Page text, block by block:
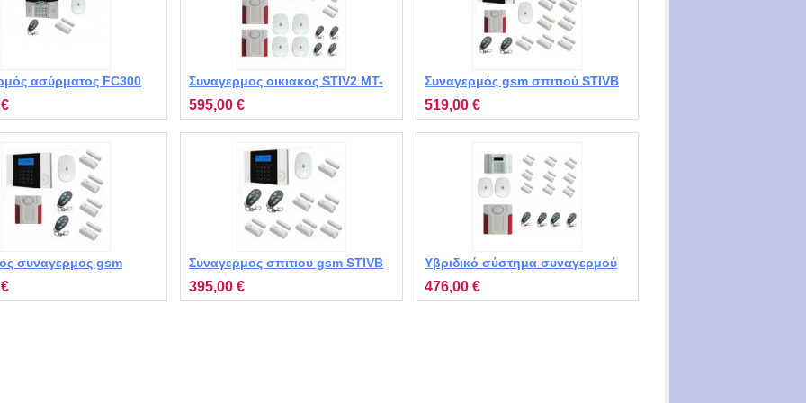
ασύρματος FC300
Συναγερμος οικιακος STIV2 MT-
7442 με 7 επαφες, 4 ρανταρ, 4
τηλεχειριστηρια, 2 εξωτερικες
σειρηνες
595,00 €
Συναγερμός gsm σπιτιού STIVB
MT-9221 με 9 επαφές, 2 ραντάρ,
2 τηλεχειριστήρια, 1 σειρήνα
519,00 €
συναγερμος gsm
4121 με 4 επαφες, 1
2 τηλεχειριστηρια, 1
Συναγερμος σπιτιου gsm STIVB
MT-7120 με 7 επαφες, 1 ρανταρ,
2 τηλεχειριστηρια
395,00 €
Υβριδικό σύστημα συναγερμού
STIV2 MT9241
476,00 €